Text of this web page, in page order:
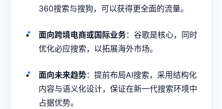
360搜索与搜狗，可以获得更全面的流量。
面向跨境电商或国际业务：谷歌是核心，同时
优化必应搜索，以拓展海外市场。
面向未来趋势：提前布局AI搜索，采用结构化
内容与语义化设计，保证在新一代搜索环境中
占据优势。